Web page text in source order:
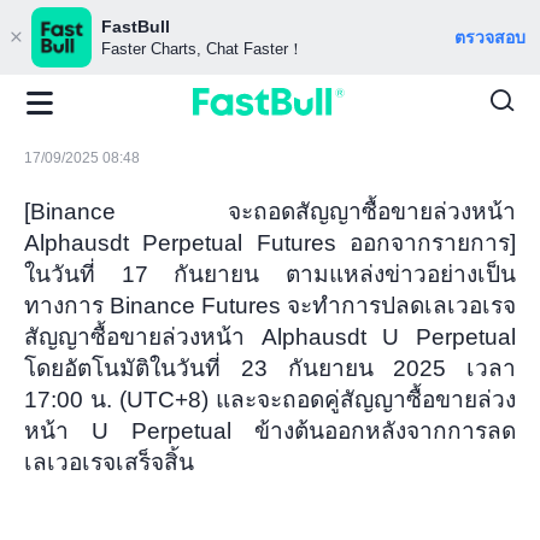
FastBull
Faster Charts, Chat Faster！
ตรวจสอบ
17/09/2025 08:48
[Binance จะถอดสัญญาซื้อขายล่วงหน้า
Alphausdt Perpetual Futures ออกจากรายการ]
ในวันที่ 17 กันยายน ตามแหล่งข่าวอย่างเป็น
ทางการ Binance Futures จะทำการปลดเลเวอเรจ
สัญญาซื้อขายล่วงหน้า Alphausdt U Perpetual
โดยอัตโนมัติในวันที่ 23 กันยายน 2025 เวลา
17:00 น. (UTC+8) และจะถอดคู่สัญญาซื้อขายล่วง
หน้า U Perpetual ข้างต้นออกหลังจากการลด
เลเวอเรจเสร็จสิ้น